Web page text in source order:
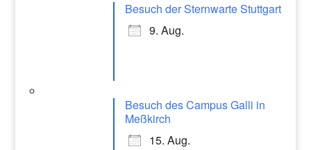
Besuch der Sternwarte Stuttgart
9. Aug.
Besuch des Campus Galli in
Meßkirch
15. Aug.